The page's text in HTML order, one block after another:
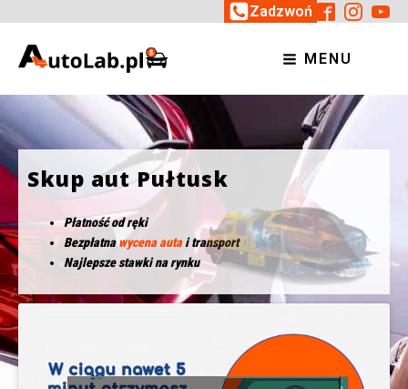
Zadzwoń
MENU
Skup aut Pułtusk
Płatność od ręki
Bezpłatnawycena autai transport
Najlepsze stawki na rynku